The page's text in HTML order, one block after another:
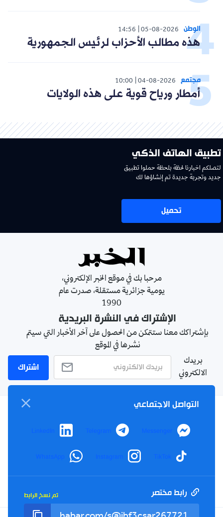
الوطن 05-08-2026
14:56
هذه مطالب الأحزاب لرئيس الجمهورية
مجتمع 04-08-2026
10:00
أمطار ورياح قوية على هذه الولايات
تطبيق الهاتف الذكي
لتصلكم اخبارنا لحظة بلحظة حملوا تطبيق
جديد وتجربة جديدة تم إنشاؤها لك
تحميل
مرحبا بك في موقع الخبر الإلكتروني،
يومية جزائرية مستقلة، صدرت عام
1990
الإشتراك في النشرة البريدية
بإشتراكك معنا ستتمكن من الحصول على آخر الأخبار التي سيتم
نشرها في الموقع
بريدك
الالكتروني
اشتراك
الأحكام والشروط
التواصل الاجتماعي
Messenger
Telegram
LinkedIn
TikTok
Instagram
WhatsApp
رابط مختصر تم نسخ الرابط